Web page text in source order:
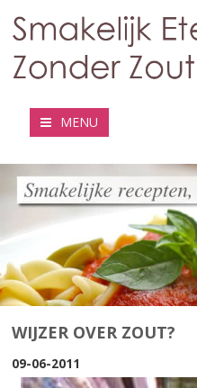
MENU
WIJZER OVER ZOUT?
09-06-2011